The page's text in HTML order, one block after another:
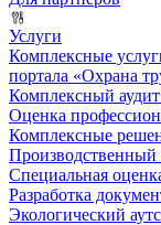
Услуги
Комплексные
портала «Охрана
Комплексный
Оценка
Комплексные
Специальная
Разработка
Экологический